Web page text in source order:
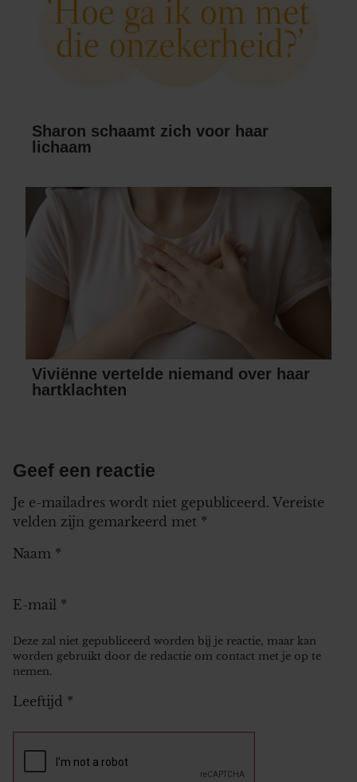
Sharon schaamt zich voor haar
lichaam
Viviënne vertelde niemand over haar
hartklachten
Geef een reactie
Je e-mailadres wordt niet gepubliceerd. Vereiste
velden zijn gemarkeerd met *
Naam *
E-mail *
Deze zal niet gepubliceerd worden bij je reactie, maar kan
worden gebruikt door de redactie om contact met je op te
nemen.
Leeftijd *